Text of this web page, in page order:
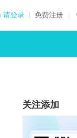
请登录 免费注册
关注添加